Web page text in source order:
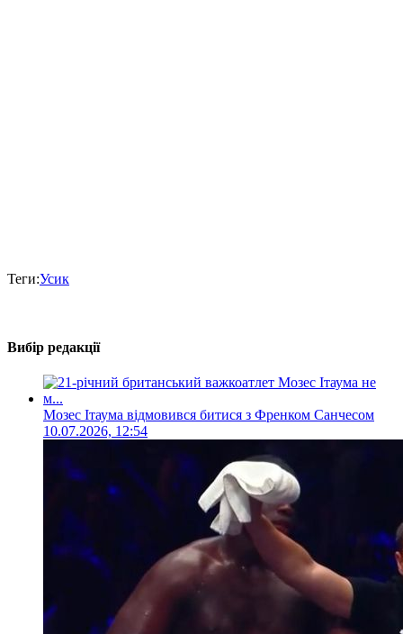
Теги:Усик
Вибір редакції
Мозес Ітаума відмовився битися з Френком Санчесом
10.07.2026, 12:54